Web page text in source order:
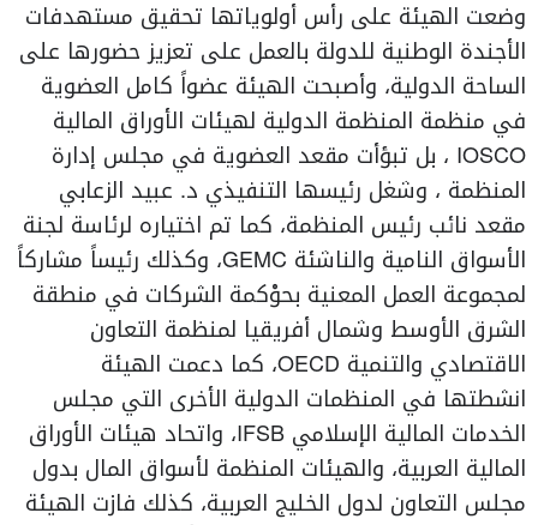
وضعت الهيئة على رأس أولوياتها تحقيق مستهدفات
الأجندة الوطنية للدولة بالعمل على تعزيز حضورها على
الساحة الدولية، وأصبحت الهيئة عضواً كامل العضوية
في منظمة المنظمة الدولية لهيئات الأوراق المالية
IOSCO ، بل تبؤأت مقعد العضوية في مجلس إدارة
المنظمة ، وشغل رئيسها التنفيذي د. عبيد الزعابي
مقعد نائب رئيس المنظمة، كما تم اختياره لرئاسة لجنة
الأسواق النامية والناشئة GEMC، وكذلك رئيساً مشاركاً
لمجموعة العمل المعنية بحوْكمة الشركات في منطقة
الشرق الأوسط وشمال أفريقيا لمنظمة التعاون
الاقتصادي والتنمية OECD، كما دعمت الهيئة
انشطتها في المنظمات الدولية الأخرى التي مجلس
الخدمات المالية الإسلامي IFSB، واتحاد هيئات الأوراق
المالية العربية، والهيئات المنظمة لأسواق المال بدول
مجلس التعاون لدول الخليج العربية، كذلك فازت الهيئة